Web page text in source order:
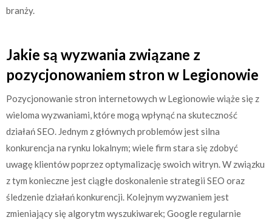
branży.
Jakie są wyzwania związane z
pozycjonowaniem stron w Legionowie
Pozycjonowanie stron internetowych w Legionowie wiąże się z
wieloma wyzwaniami, które mogą wpłynąć na skuteczność
działań SEO. Jednym z głównych problemów jest silna
konkurencja na rynku lokalnym; wiele firm stara się zdobyć
uwagę klientów poprzez optymalizację swoich witryn. W związku
z tym konieczne jest ciągłe doskonalenie strategii SEO oraz
śledzenie działań konkurencji. Kolejnym wyzwaniem jest
zmieniający się algorytm wyszukiwarek; Google regularnie